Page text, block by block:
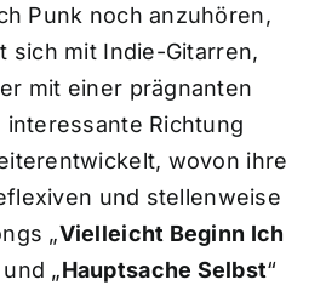
Punk noch anzuhören,
sich mit Indie-Gitarren,
mit einer prägnanten
Richtung
wovon ihre
und stellenweise
„Vielleicht Beginn Ich
und „Hauptsache Selbst“